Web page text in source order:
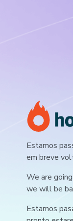
Estamos
em breve
We are
we will be
Estamos